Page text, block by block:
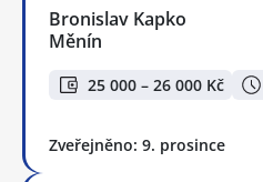
Bronislav Kapko
Měnín
25 000 – 26 000 Kč
Zveřejněno: 9. prosince